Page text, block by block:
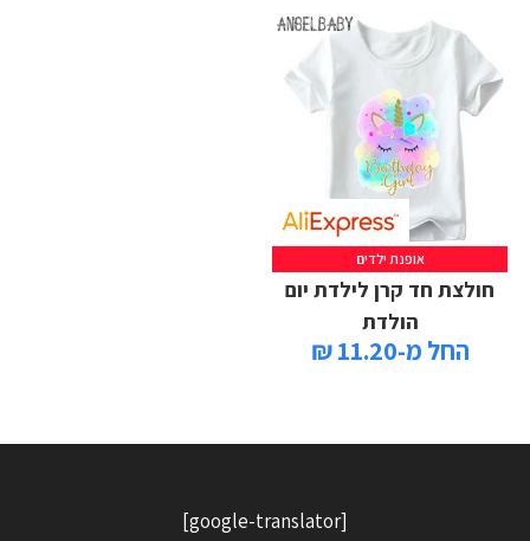
אופנת ילדים
חולצת חד קרן לילדת יום
הולדת
החל מ-11.20 ₪
[google-translator]